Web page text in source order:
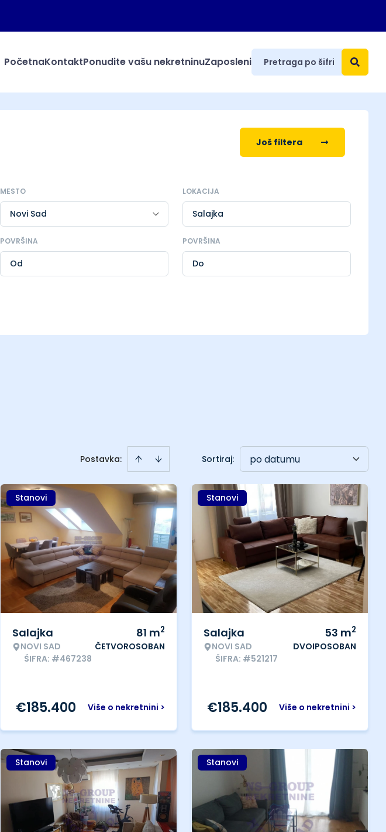
PočetnaKontaktPonudite vašu nekretninuZaposleni
Još filtera
MESTO LOKACIJA
Salajka
POVRŠINA POVRŠINA
Postavka: Sortiraj: po datumu
Stanovi
Salajka
NOVI SAD
ŠIFRA: #467238
81 m2
ČETVOROSOBAN
Više o nekretnini >
€185.400
Stanovi
Salajka
NOVI SAD
ŠIFRA: #521217
53 m2
DVOIPOSOBAN
Više o nekretnini >
€185.400
Stanovi Stanovi